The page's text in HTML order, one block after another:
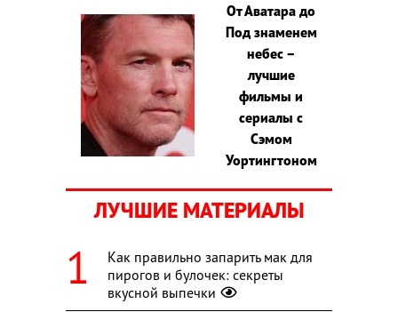
От Аватара до
Под знаменем
небес –
лучшие
фильмы и
сериалы с
Сэмом
Уортингтоном
ЛУЧШИЕ МАТЕРИАЛЫ
Как правильно запарить мак для
пирогов и булочек: секреты
вкусной выпечки